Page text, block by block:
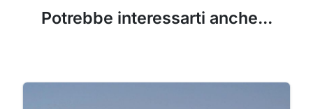
Potrebbe interessarti anche...